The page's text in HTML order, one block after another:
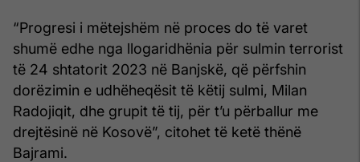
“Progresi i mëtejshëm në proces do të varet
shumë edhe nga llogaridhënia për sulmin terrorist
të 24 shtatorit 2023 në Banjskë, që përfshin
dorëzimin e udhëheqësit të këtij sulmi, Milan
Radojiqit, dhe grupit të tij, për t’u përballur me
drejtësinë në Kosovë”, citohet të ketë thënë
Bajrami.